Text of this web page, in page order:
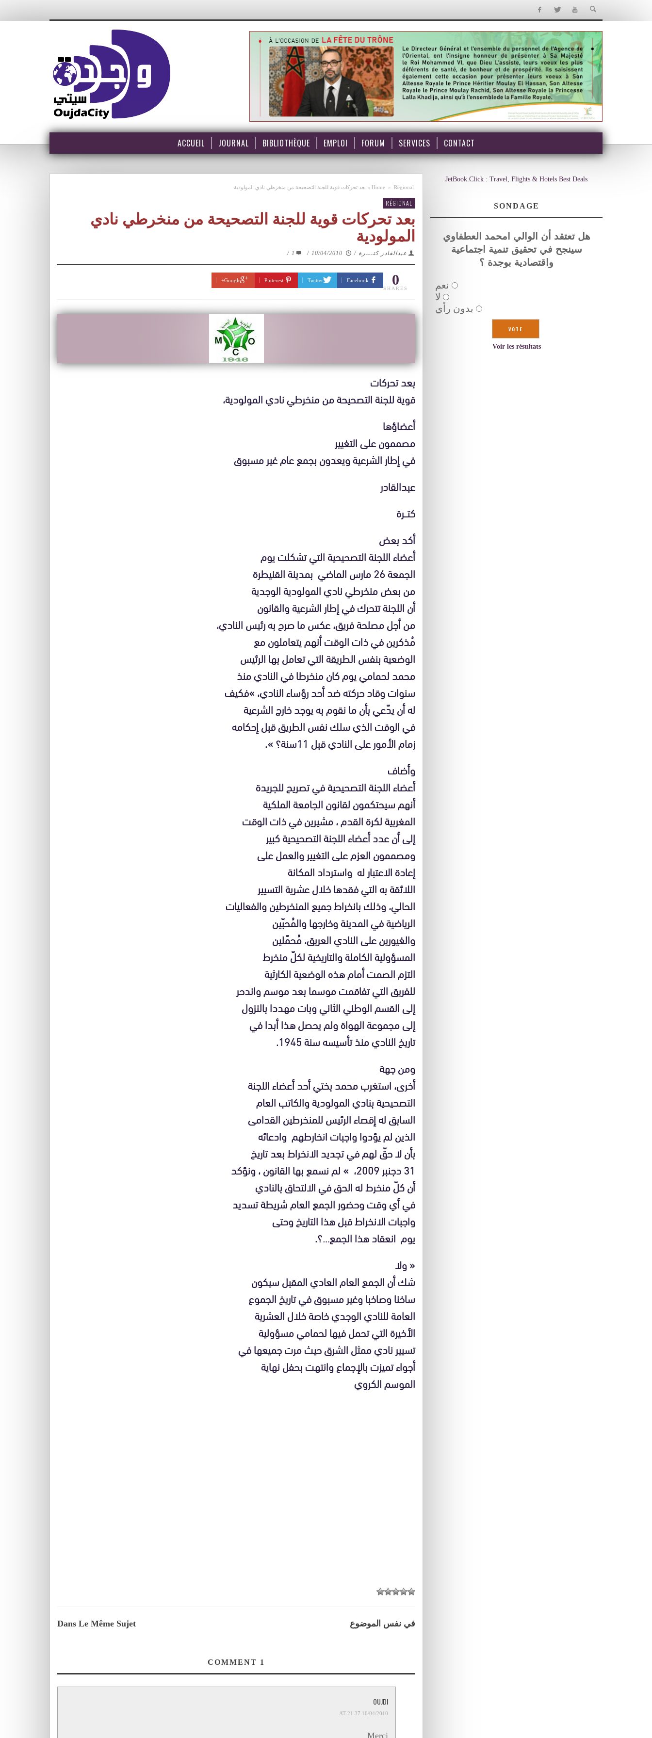
ACCUEIL JOURNAL BIBLIOTHÈQUE EMPLOI FORUM SERVICES CONTACT
Home » Régional
» بعد تحركات قوية للجنة التصحيحة من منخرطي نادي المولودية
RÉGIONAL
بعد تحركات قوية للجنة التصحيحة من منخرطي نادي
المولودية
عبدالقادر كتـــرة /
10/04/2010
/
1
/
0
SHARES
Facebook
Twitter
Pinterest
Google+
بعد تحركات
قوية للجنة التصحيحة من منخرطي نادي المولودية،
أعضاؤها
مصممون على التغيير
في إطار الشرعية ويعدون بجمع عام غير مسبوق
عبدالقادر
كتـــرة
أكد بعض
أعضاء اللجنة التصحيحية التي تشكلت يوم
الجمعة 26 مارس الماضي بمدينة القنيطرة
من بعض منخرطي نادي المولودية الوجدية
أن اللجنة تتحرك في إطار الشرعية والقانون
من أجل مصلحة فريق، عكس ما صرح به رئيس النادي،
مُذكرين في ذات الوقت أنهم يتعاملون مع
الوضعية بنفس الطريقة التي تعامل بها الرئيس
محمد لحمامي يوم كان منخرطا في النادي منذ
سنوات وقاد حركته ضد أحد رؤساء النادي، »فكيف
له أن يدّعي بأن ما نقوم به يوجد خارج الشرعية
في الوقت الذي سلك نفس الطريق قبل إحكامه
زمام الأمور على النادي قبل 11سنة؟ ».
وأضاف
أعضاء اللجنة التصحيحية في تصريح للجريدة
أنهم سيحتكمون لقانون الجامعة الملكية
المغربية لكرة القدم ، مشيرين في ذات الوقت
إلى أن عدد أعضاء اللجنة التصحيحية كبير
ومصممون العزم على التغيير والعمل على
إعادة الاعتبار له واسترداد المكانة
اللائقة به التي فقدها خلال عشرية التسيير
الحالي، وذلك بانخراط جميع المنخرطين والفعاليات
الرياضية في المدينة وخارجها والمُحبّين
والغيورين على النادي العريق، مُحمّلين
المسؤولية الكاملة والتاريخية لكلّ منخرط
التزم الصمت أمام هذه الوضعية الكارثية
للفريق التي تفاقمت موسما بعد موسم واندحر
إلى القسم الوطني الثاني وبات مهددا بالنزول
إلى مجموعة الهواة ولم يحصل هذا أبدا في
تاريخ النادي منذ تأسيسه سنة 1945.
ومن جهة
أخرى، استغرب محمد بختي أحد أعضاء اللجنة
التصحيحية بنادي المولودية والكاتب العام
السابق له إقصاء الرئيس للمنخرطين القدامى
الذين لم يؤدوا واجبات انخارطهم وادعائه
بأن لا حقّ لهم في تجديد الانخراط بعد تاريخ
31 دجنبر 2009، » لم نسمع بها القانون ، ونؤكد
أن كلّ منخرط له الحق في الالتحاق بالنادي
في أي وقت وحضور الجمع العام شريطة تسديد
واجبات الانخراط قبل هذا التاريخ وحتى
يوم انعقاد هذا الجمع…؟.
« ولا
شك أن الجمع العام العادي المقبل سيكون
ساخنا وصاخبا وغير مسبوق في تاريخ الجموع
العامة للنادي الوجدي خاصة خلال العشرية
الأخيرة التي تحمل فيها لحمامي مسؤولية
تسيير نادي ممثل الشرق حيث مرت جميعها في
أجواء تميزت بالإجماع وانتهت بحفل نهاية
الموسم الكروي
Dans Le Même Sujet في نفس الموضوع
1
OUJDI
16/04/2010 AT 21:37
Merci
JetBook.Click : Travel, Flights & Hotels Best Deals
SONDAGE
هل تعتقد أن الوالي امحمد العطفاوي
سينجح في تحقيق تنمية اجتماعية
واقتصادية بوجدة ؟
نعم
لا
بدون رأي
Voir les résultats